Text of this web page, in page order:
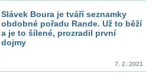
Slávek Boura je tváří seznamky
obdobné pořadu Rande. Už to běží
a je to šílené, prozradil první
dojmy
7. 2. 2021